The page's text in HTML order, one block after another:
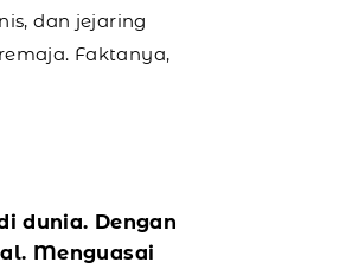
dan jejaring
Faktanya,
dunia. Dengan
Menguasai